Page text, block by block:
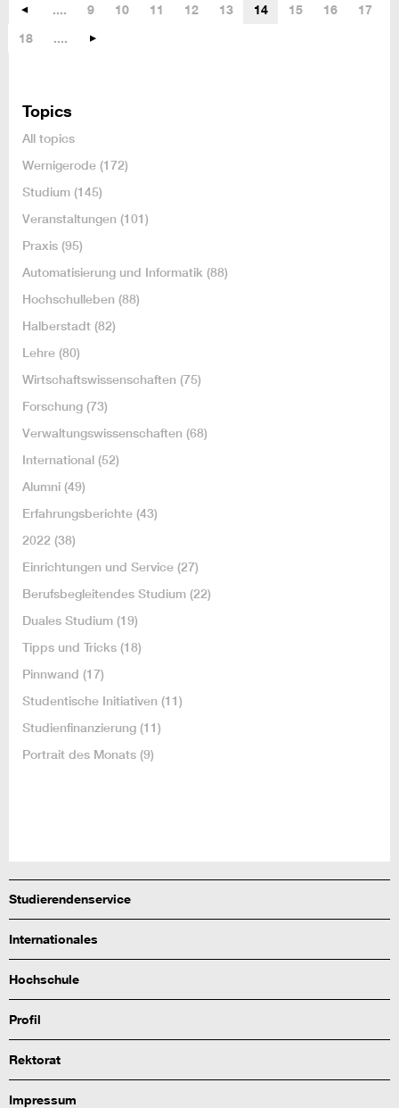
.... 9 10 11 12 13 14 15 16
17
18
....
Topics
All topics
Wernigerode (172)
Studium (145)
Veranstaltungen (101)
Praxis (95)
Automatisierung und Informatik (88)
Hochschulleben (88)
Halberstadt (82)
Lehre (80)
Wirtschaftswissenschaften (75)
Forschung (73)
Verwaltungswissenschaften (68)
International (52)
Alumni (49)
Erfahrungsberichte (43)
2022 (38)
Einrichtungen und Service (27)
Berufsbegleitendes Studium (22)
Duales Studium (19)
Tipps und Tricks (18)
Pinnwand (17)
Studentische Initiativen (11)
Studienfinanzierung (11)
Portrait des Monats (9)
Studierendenservice
Internationales
Hochschule
Profil
Rektorat
Impressum